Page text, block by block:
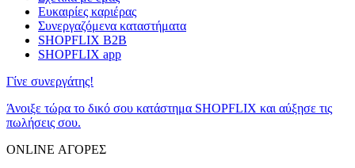
Ευκαιρίες καριέρας
Συνεργαζόμενα καταστήματα
SHOPFLIX B2B
SHOPFLIX app
Γίνε συνεργάτης!
Άνοιξε τώρα το δικό σου κατάστημα SHOPFLIX και αύξησε τις
πωλήσεις σου.
ONLINE ΑΓΟΡΕΣ